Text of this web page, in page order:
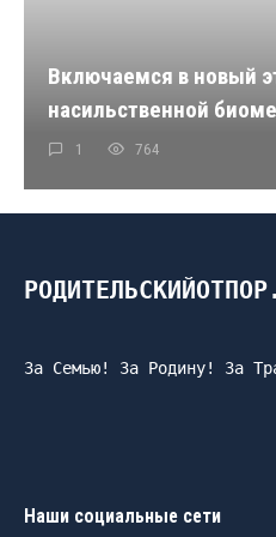
Включаемся в новый
насильственной
1 764
За Семью! За Родину! За
Наши социальные сети